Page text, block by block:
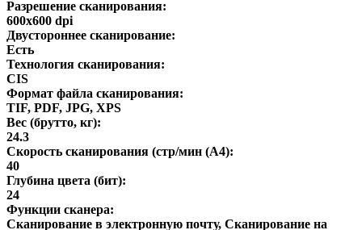
Разрешение сканирования:
600x600 dpi
Двустороннее сканирование:
Есть
Технология сканирования:
CIS
Формат файла сканирования:
TIF, PDF, JPG, XPS
Вес (брутто, кг):
24.3
Скорость сканирования (стр/мин (A4):
40
Глубина цвета (бит):
24
Функции сканера:
Сканирование в электронную почту, Сканирование на